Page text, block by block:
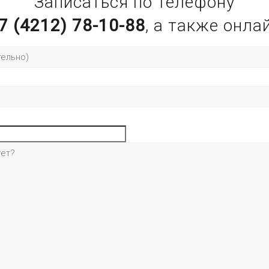
(4212) 78-10-88, а также